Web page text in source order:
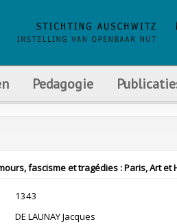
Pedagogie
fascisme et tragédies : Paris, Art
1343
DE LAUNAY Jacques